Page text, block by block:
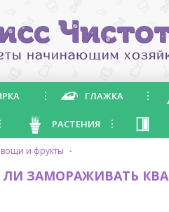
ГЛАЖКА
РАСТЕНИЯ
овощи и фрукты ·
ЗАМОРАЖИВАТЬ